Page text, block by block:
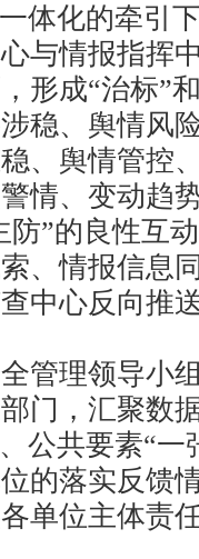
化的牵引
与情报指挥
形成“治标”
稳、舆情风
、舆情管控
情、变动趋
防”的良性互
、情报信息
中心反向推
理领导小
门，汇聚数
公共要素“一
的落实反馈
单位主体责